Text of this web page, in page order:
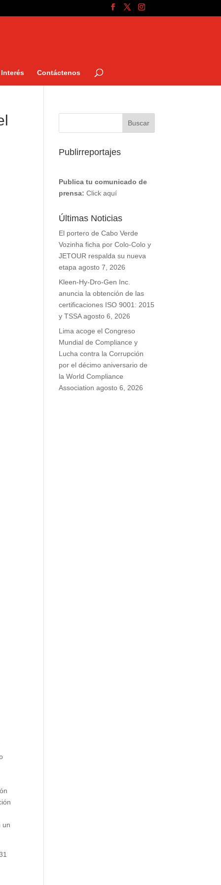
Contáctenos
un
Publirreportajes
Publica tu comunicado de
prensa: Click aquí
Últimas Noticias
El portero de Cabo Verde
Vozinha ficha por Colo-Colo y
JETOUR respalda su nueva
etapa agosto 7, 2026
Kleen-Hy-Dro-Gen Inc.
anuncia la obtención de las
certificaciones ISO 9001: 2015
y TSSA agosto 6, 2026
Lima acoge el Congreso
Mundial de Compliance y
Lucha contra la Corrupción
por el décimo aniversario de
la World Compliance
Association agosto 6, 2026